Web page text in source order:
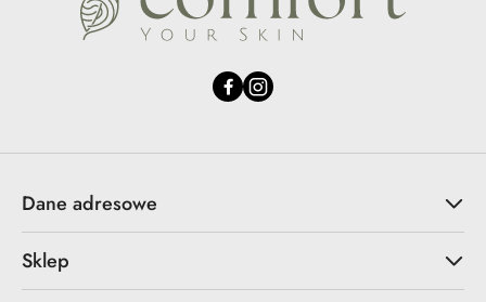
Dane adresowe
Sklep